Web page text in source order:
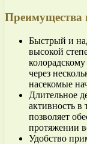
Преимущества
Быстрый и
высокой
через
насекомые
Длительное
активность в
позволяет
протяжении
Удобство